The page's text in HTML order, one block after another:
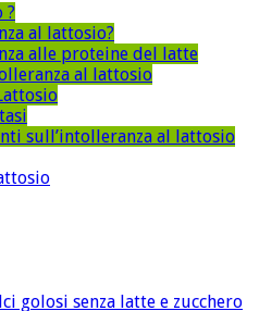
?
al lattosio?
alle proteine del latte
al lattosio
sull’intolleranza al lattosio